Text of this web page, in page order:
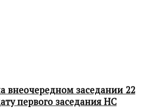
заседании 22
первого заседания НС